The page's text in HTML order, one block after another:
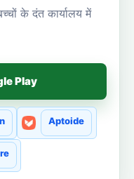
के दंत कार्यालय में
Play
Aptoide